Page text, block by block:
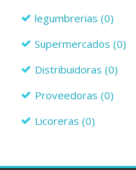
legumbrerias
(0)
Supermercados
(0)
Distribuidoras
(0)
Proveedoras
(0)
Licoreras
(0)